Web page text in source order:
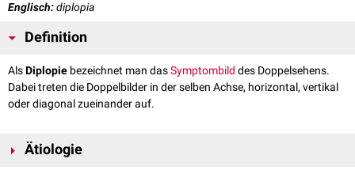
Englisch:diplopia
Definition
AlsDiplopie bezeichnet man dasSymptombild des Doppelsehens.
Dabei treten die Doppelbilder in der selben Achse, horizontal, vertikal
oder diagonal zueinander auf.
Ätiologie